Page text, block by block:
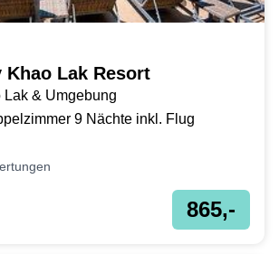
Khao Lak Resort
& Umgebung
9 Nächte inkl. Flug
865,-